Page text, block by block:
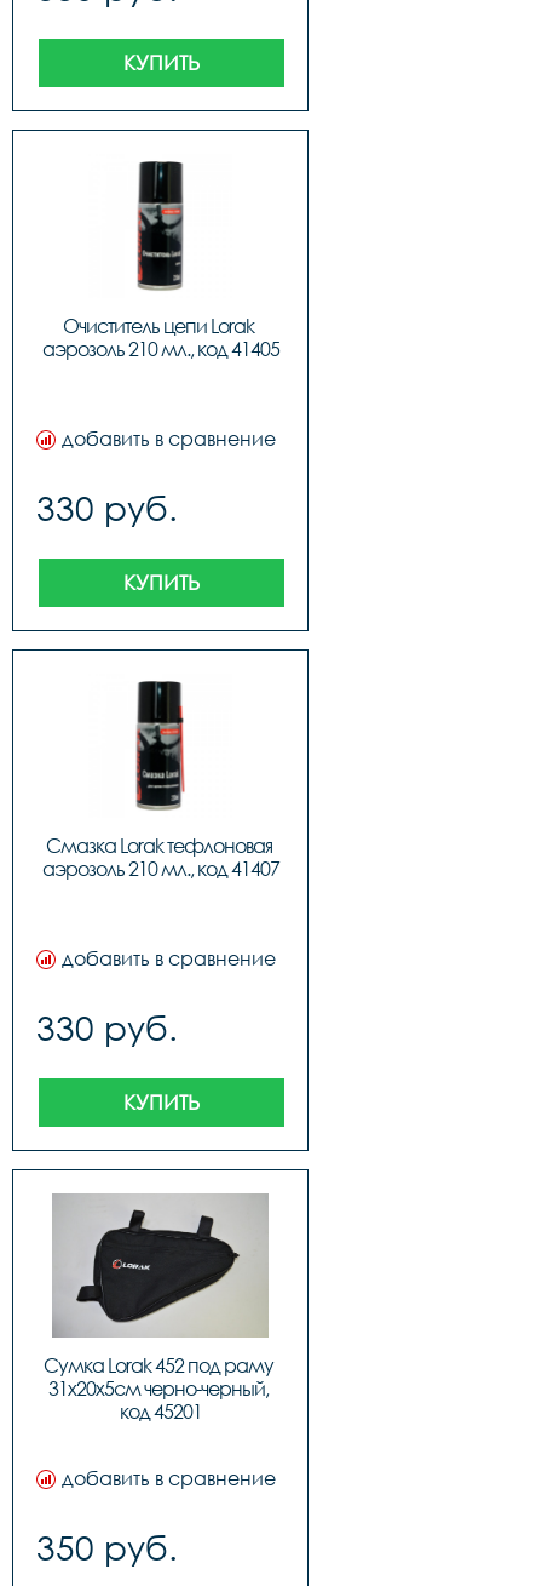
КУПИТЬ
Очиститель цепи Lorak
аэрозоль 210 мл., код 41405
добавить в сравнение
330 руб.
КУПИТЬ
Смазка Lorak тефлоновая
аэрозоль 210 мл., код 41407
добавить в сравнение
330 руб.
КУПИТЬ
Сумка Lorak 452 под раму
31х20х5см черно-черный,
код 45201
добавить в сравнение
350 руб.